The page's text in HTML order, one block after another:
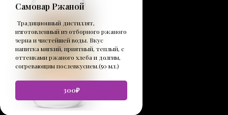
Самовар Ржаной
Традиционный дистиллят,
изготовленный из отборного ржаного
зерна и чистейшей воды. Вкус
напитка мягкий, приятный, теплый, с
оттенками ржаного хлеба и долгим,
согревающим послевкусием.(50 мл.)
300₽